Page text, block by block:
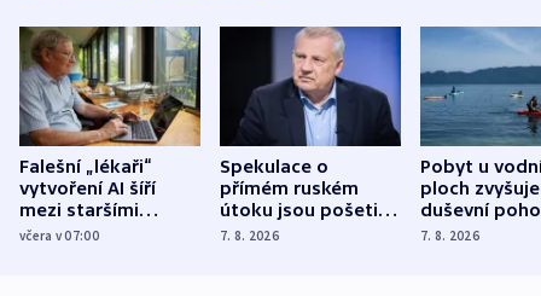
Falešní „lékaři“
vytvoření AI šíří
mezi staršími
Poláky nebezpečné
včera v 07:00
Spekulace o
přímém ruském
útoku jsou pošetilé,
míní estonský
7. 8. 2026
Pobyt u
ploch zvyšuje
duševní
ukázala
7. 8. 2026